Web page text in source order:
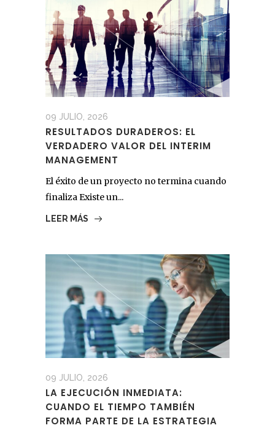
09 JULIO, 2026
RESULTADOS DURADEROS: EL
VERDADERO VALOR DEL INTERIM
MANAGEMENT
El éxito de un proyecto no termina cuando
finaliza Existe un...
LEER MÁS
09 JULIO, 2026
LA EJECUCIÓN INMEDIATA:
CUANDO EL TIEMPO TAMBIÉN
FORMA PARTE DE LA ESTRATEGIA